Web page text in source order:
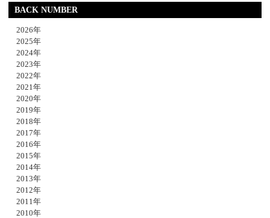
BACK NUMBER
2026年
2025年
2024年
2023年
2022年
2021年
2020年
2019年
2018年
2017年
2016年
2015年
2014年
2013年
2012年
2011年
2010年